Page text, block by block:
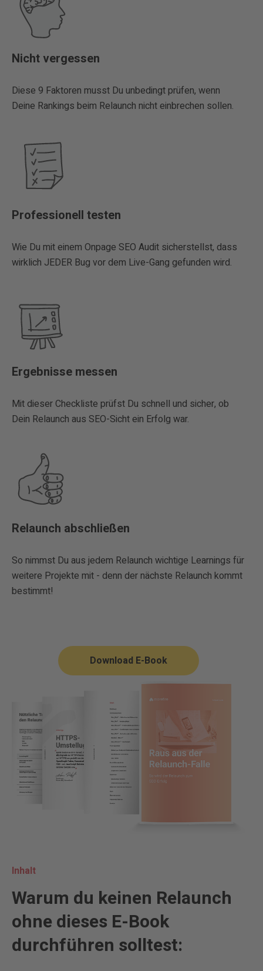
Nicht vergessen
Diese 9 Faktoren musst Du unbedingt prüfen, wenn
Deine Rankings beim Relaunch nicht einbrechen sollen.
Professionell testen
Wie Du mit einem Onpage SEO Audit sicherstellst, dass
wirklich JEDER Bug vor dem Live-Gang gefunden wird.
Ergebnisse messen
Mit dieser Checkliste prüfst Du schnell und sicher, ob
Dein Relaunch aus SEO-Sicht ein Erfolg war.
Relaunch abschließen
So nimmst Du aus jedem Relaunch wichtige Learnings für
weitere Projekte mit - denn der nächste Relaunch kommt
bestimmt!
Download E-Book
Inhalt
Warum du keinen Relaunch
ohne dieses E-Book
durchführen solltest: